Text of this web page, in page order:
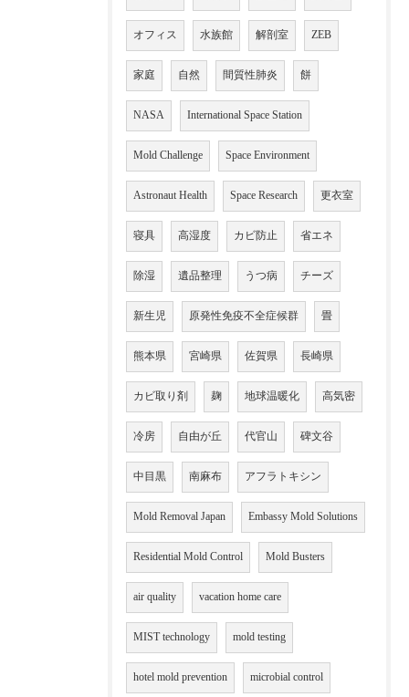
オフィス 水族館 解剖室 ZEB
家庭 自然 間質性肺炎 餅
NASA International Space Station
Mold Challenge Space Environment
Astronaut Health Space Research 更衣室
寝具 高湿度 カビ防止 省エネ
除湿 遺品整理 うつ病 チーズ
新生児 原発性免疫不全症候群 畳
熊本県 宮崎県 佐賀県 長崎県
カビ取り剤 麹 地球温暖化 高気密
冷房 自由が丘 代官山 碑文谷
中目黒 南麻布 アフラトキシン
Mold Removal Japan Embassy Mold Solutions
Residential Mold Control Mold Busters
air quality vacation home care
MIST technology mold testing
hotel mold prevention microbial control